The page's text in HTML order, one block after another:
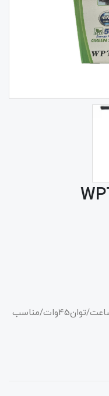
فیلتر داخلی ابشاری/بازدهی2500لیتردرساعت/توان45وات/مناسب